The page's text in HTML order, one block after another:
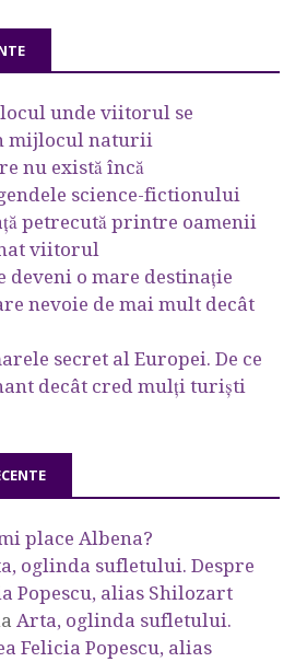
unde viitorul se
mijlocul naturii
nu există încă
science-fictionului
petrecută printre oamenii
viitorul
deveni o mare destinație
nevoie de mai mult decât
secret al Europei. De ce
decât cred mulți turiști
place Albena?
oglinda sufletului. Despre
Popescu, alias Shilozart
Arta, oglinda sufletului.
Felicia Popescu, alias